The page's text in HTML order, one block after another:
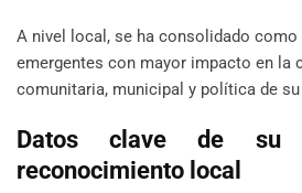
A nivel local, se ha consolidado como
emergentes con mayor impacto en la
comunitaria, municipal y política de
Datos clave de su
reconocimiento local